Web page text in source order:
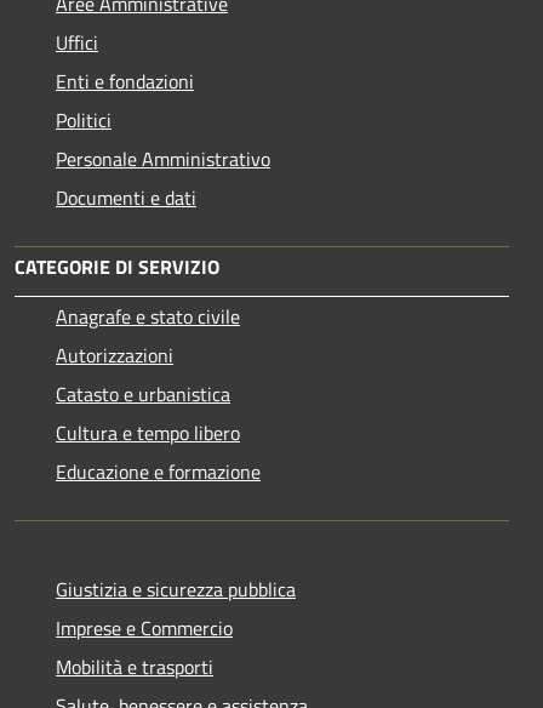
Uffici
Enti e fondazioni
Politici
Personale Amministrativo
Documenti e dati
CATEGORIE DI SERVIZIO
Anagrafe e stato civile
Autorizzazioni
Catasto e urbanistica
Cultura e tempo libero
Educazione e formazione
Giustizia e sicurezza pubblica
Imprese e Commercio
Mobilità e trasporti